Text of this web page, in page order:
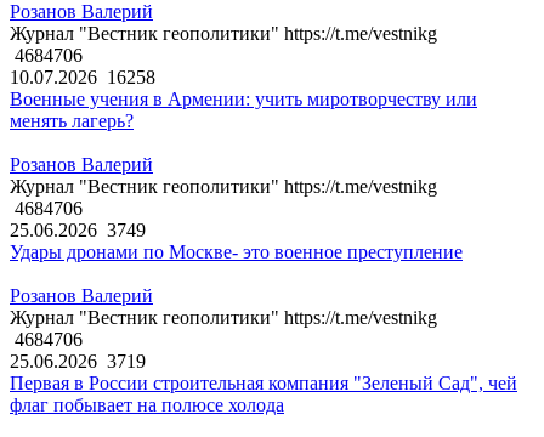
Розанов Валерий
Журнал "Вестник геополитики" https://t.me/vestnikg
4684706
10.07.2026 16258
Военные учения в Армении: учить миротворчеству или
менять лагерь?
Розанов Валерий
Журнал "Вестник геополитики" https://t.me/vestnikg
4684706
25.06.2026 3749
Удары дронами по Москве- это военное преступление
Розанов Валерий
Журнал "Вестник геополитики" https://t.me/vestnikg
4684706
25.06.2026 3719
Первая в России строительная компания "Зеленый Сад", чей
флаг побывает на полюсе холода